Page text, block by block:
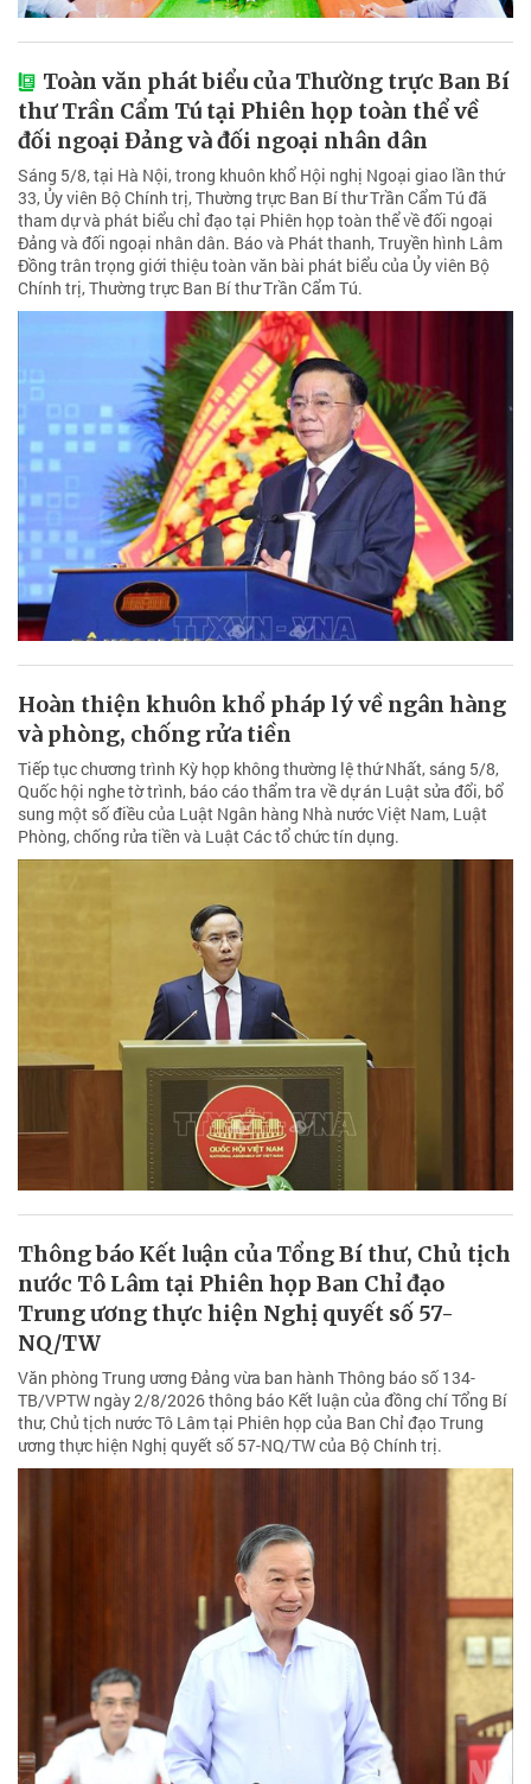
Toàn văn phát biểu của Thường trực Ban Bí
thư Trần Cẩm Tú tại Phiên họp toàn thể về
đối ngoại Đảng và đối ngoại nhân dân
Sáng 5/8, tại Hà Nội, trong khuôn khổ Hội nghị Ngoại giao lần thứ
33, Ủy viên Bộ Chính trị, Thường trực Ban Bí thư Trần Cẩm Tú đã
tham dự và phát biểu chỉ đạo tại Phiên họp toàn thể về đối ngoại
Đảng và đối ngoại nhân dân. Báo và Phát thanh, Truyền hình Lâm
Đồng trân trọng giới thiệu toàn văn bài phát biểu của Ủy viên Bộ
Chính trị, Thường trực Ban Bí thư Trần Cẩm Tú.
Hoàn thiện khuôn khổ pháp lý về ngân hàng
và phòng, chống rửa tiền
Tiếp tục chương trình Kỳ họp không thường lệ thứ Nhất, sáng 5/8,
Quốc hội nghe tờ trình, báo cáo thẩm tra về dự án Luật sửa đổi, bổ
sung một số điều của Luật Ngân hàng Nhà nước Việt Nam, Luật
Phòng, chống rửa tiền và Luật Các tổ chức tín dụng.
Thông báo Kết luận của Tổng Bí thư, Chủ tịch
nước Tô Lâm tại Phiên họp Ban Chỉ đạo
Trung ương thực hiện Nghị quyết số 57-
NQ/TW
Văn phòng Trung ương Đảng vừa ban hành Thông báo số 134-
TB/VPTW ngày 2/8/2026 thông báo Kết luận của đồng chí Tổng Bí
thư, Chủ tịch nước Tô Lâm tại Phiên họp của Ban Chỉ đạo Trung
ương thực hiện Nghị quyết số 57-NQ/TW của Bộ Chính trị.